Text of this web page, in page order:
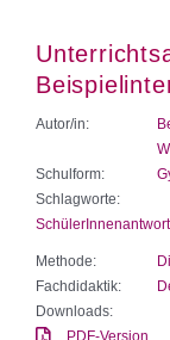
Autor/in:
Schulform:
Schlagworte:
Methode:
Fachdidaktik:
Downloads:
PDF-Version